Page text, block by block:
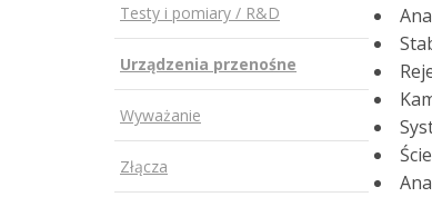
Testy i pomiary / R&D
Urządzenia przenośne
Wyważanie
Złącza